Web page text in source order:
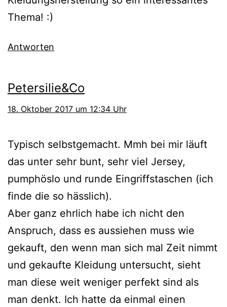
Thema! :)
Antworten
Petersilie&Co
18. Oktober 2017 um 12:34 Uhr
Typisch selbstgemacht. Mmh bei mir läuft
das unter sehr bunt, sehr viel Jersey,
pumphöslo und runde Eingriffstaschen (ich
finde die so hässlich).
Aber ganz ehrlich habe ich nicht den
Anspruch, dass es aussiehen muss wie
gekauft, den wenn man sich mal Zeit nimmt
und gekaufte Kleidung untersucht, sieht
man diese weit weniger perfekt sind als
man denkt. Ich hatte da einmal einen